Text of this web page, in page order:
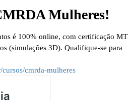
Mulheres!
é 100% online, com certificação
(simulações 3D). Qualifique-se para
cmrda-mulheres